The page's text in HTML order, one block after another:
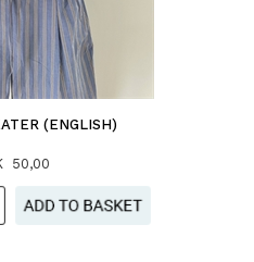
(ENGLISH)
50,00